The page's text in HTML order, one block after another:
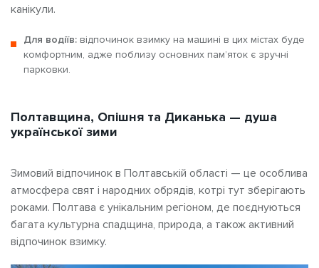
канікули.
Для водіїв: відпочинок взимку на машині в цих містах буде
комфортним, адже поблизу основних пам’яток є зручні
парковки.
Полтавщина, Опішня та Диканька — душа
української зими
Зимовий відпочинок в Полтавській області — це особлива
атмосфера свят і народних обрядів, котрі тут зберігають
роками. Полтава є унікальним регіоном, де поєднуються
багата культурна спадщина, природа, а також активний
відпочинок взимку.